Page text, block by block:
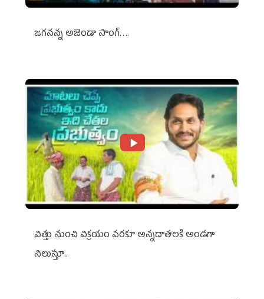
జగనన్న అజెండా సాంగ్….
విత్తు నుంచి విక్రయం వరకూ అన్నదాతలకి అండగా
నిలుస్తూ..